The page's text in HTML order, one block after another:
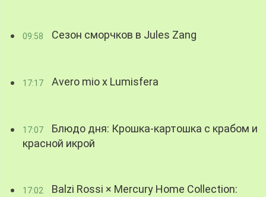
09:58 Сезон сморчков в Jules Zang
17:17 Avero mio x Lumisfera
17:07
Блюдо дня: Крошка-картошка с крабом и
красной икрой
17:02
Balzi Rossi × Mercury Home Collection: